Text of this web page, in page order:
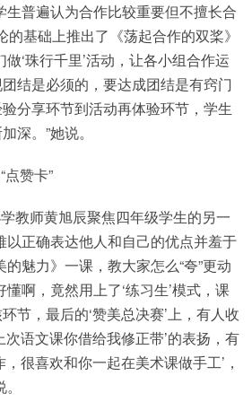
生普遍认为合作比较重要但不擅长合
的基础上推出了《荡起合作的双桨》
‘珠行千里’活动，让各小组合作运
结是必须的，要达成团结是有窍门
分享环节到活动再体验环节，学生
深。”她说。
赞卡”
教师黄旭辰聚焦四年级学生的另一
以正确表达他人和自己的优点并羞于
魅力》一课，教大家怎么“夸”更动
啊，竟然用上了‘练习生’模式，课
节，最后的‘赞美总决赛’上，有人收
次语文课你借给我修正带’的表扬，有
很喜欢和你一起在美术课做手工’，